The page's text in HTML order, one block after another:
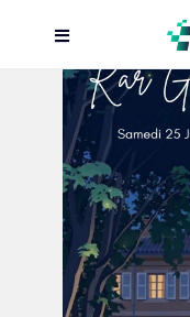
Événements
Localisation
Organisateur